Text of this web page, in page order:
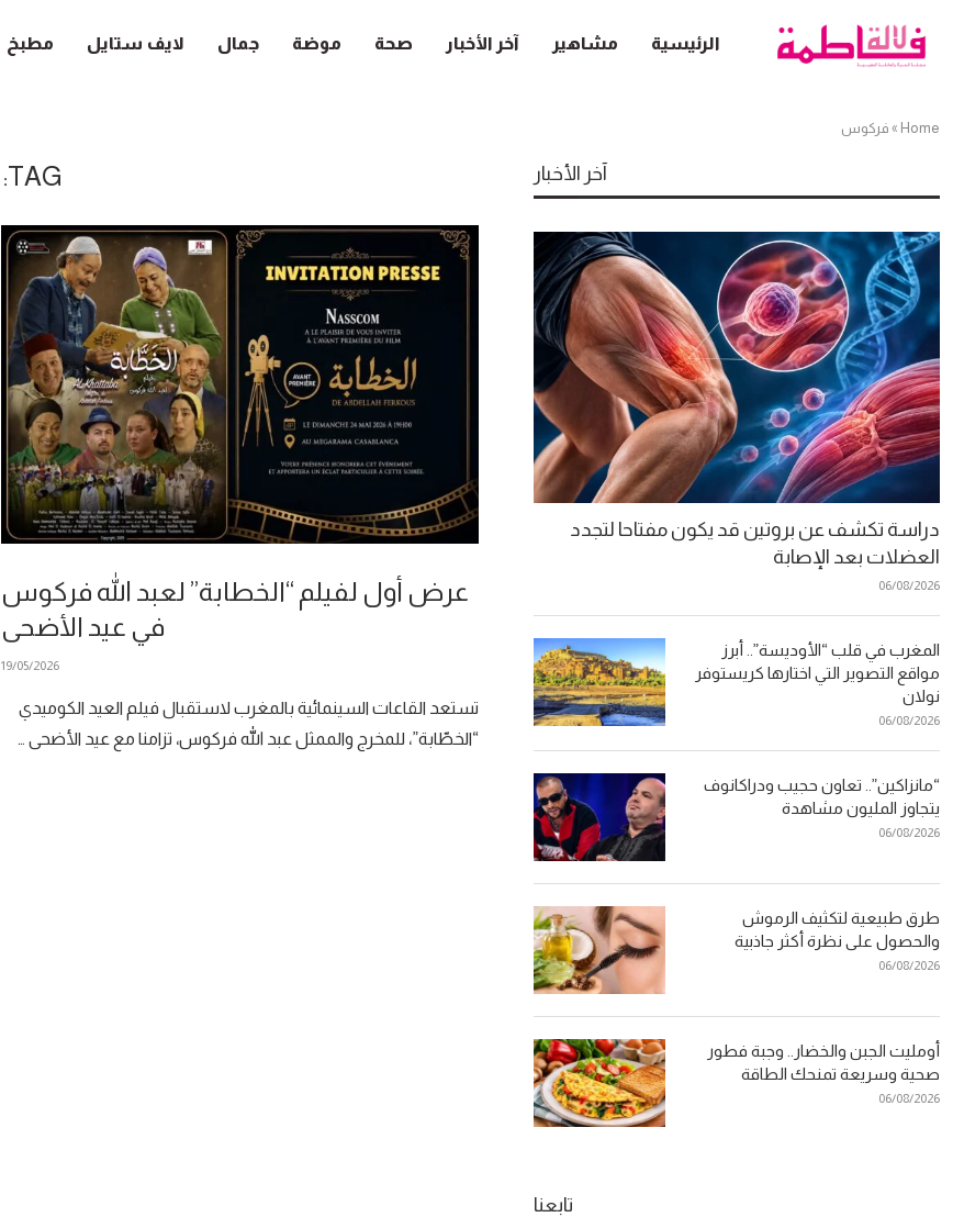
الرئيسية مشاهير آخر الأخبار صحة موضة جمال لايف ستايل مطبخ
Home
» فركوس
TAG:
عرض أول لفيلم “الخطابة” لعبد الله فركوس
في عيد الأضحى
19/05/2026
تستعد القاعات السينمائية بالمغرب لاستقبال فيلم العيد الكوميدي
“الخطّابة”، للمخرج والممثل عبد الله فركوس، تزامنا مع عيد الأضحى …
آخر الأخبار
دراسة تكشف عن بروتين قد يكون مفتاحا لتجدد
العضلات بعد الإصابة
06/08/2026
المغرب في قلب “الأوديسة”.. أبرز
مواقع التصوير التي اختارها كريستوفر
نولان
06/08/2026
“مانزاكين”.. تعاون حجيب ودراكانوف
يتجاوز المليون مشاهدة
06/08/2026
طرق طبيعية لتكثيف الرموش
والحصول على نظرة أكثر جاذبية
06/08/2026
أومليت الجبن والخضار.. وجبة فطور
صحية وسريعة تمنحك الطاقة
06/08/2026
تابعنا